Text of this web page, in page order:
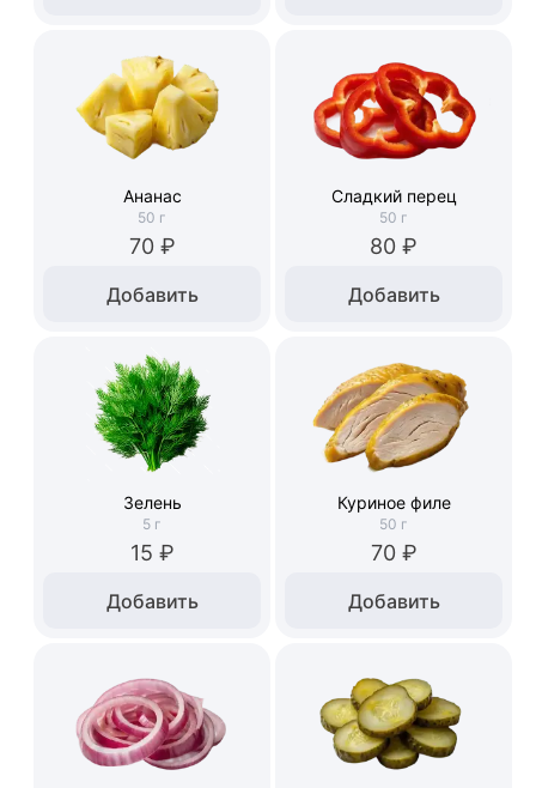
Ананас
50 г
70 ₽
Добавить
Сладкий перец
50 г
80 ₽
Добавить
Зелень
5 г
15 ₽
Добавить
Куриное филе
50 г
70 ₽
Добавить